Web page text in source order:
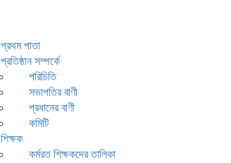
প্রথম পাতা
প্রতিষ্ঠান সম্পর্কে
পরিচিতি
সভাপতির বাণী
প্রধানের বাণী
কমিটি
শিক্ষক
কর্মরত শিক্ষকদের তালিকা